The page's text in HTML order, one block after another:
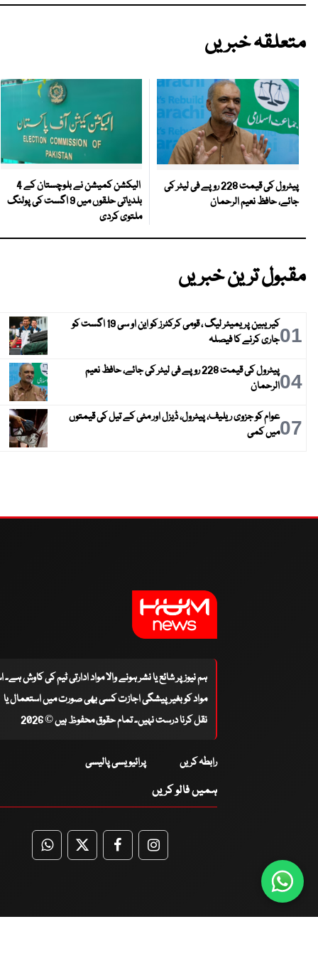
متعلقہ خبریں
پیٹرول کی قیمت 228 روپے فی لیٹر کی
جائے، حافظ نعیم الرحمان
الیکشن کمیشن نے بلوچستان کے 4
بلدیاتی حلقوں میں 9 اگست کی پولنگ
ملتوی کردی
مقبول ترین خبریں
01
کیریبین پریمیئر لیگ ، قومی کرکٹرز کو این او سی 19 اگست کو
جاری کرنے کا فیصلہ
04
پیٹرول کی قیمت 228 روپے فی لیٹر کی جائے، حافظ نعیم
الرحمان
07عوام کو جزوی ریلیف، پیٹرول، ڈیزل اور مٹی کے تیل کی قیمتوں
میں کمی
ہم نیوز پر شائع یا نشر ہونے والا مواد ادارتی ٹیم کی کاوش
مواد کو بغیر پیشگی اجازت کسی بھی صورت میں استعمال یا
نقل کرنا درست نہیں۔ تمام حقوق محفوظ ہیں © 2026
رابطہ کریں پرائیویسی پالیسی
ہمیں فالو کریں
WhatsApp
TwitterFacebookFacebook